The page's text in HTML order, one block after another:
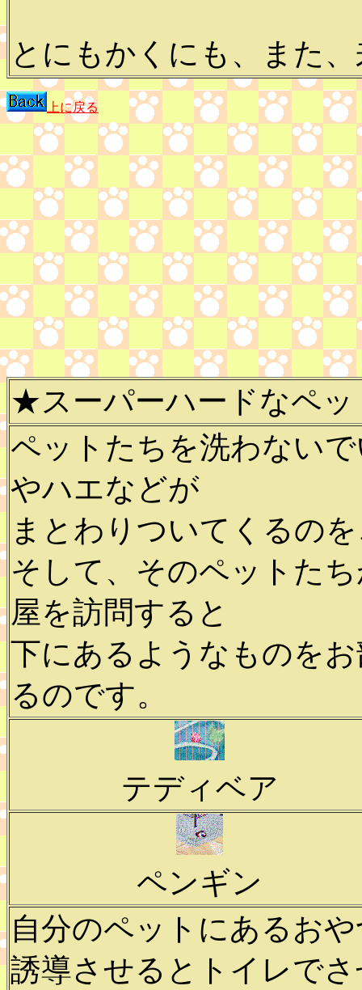
とにもかくにも、また
上に戻る
★スーパーハードなペ
ペットたちを洗わない
やハエなどが
まとわりついてくるの
そして、そのペットた
屋を訪問すると
下にあるようなものを
るのです。
テディベア
ペンギン
自分のペットにあるお
誘導させるとトイレで